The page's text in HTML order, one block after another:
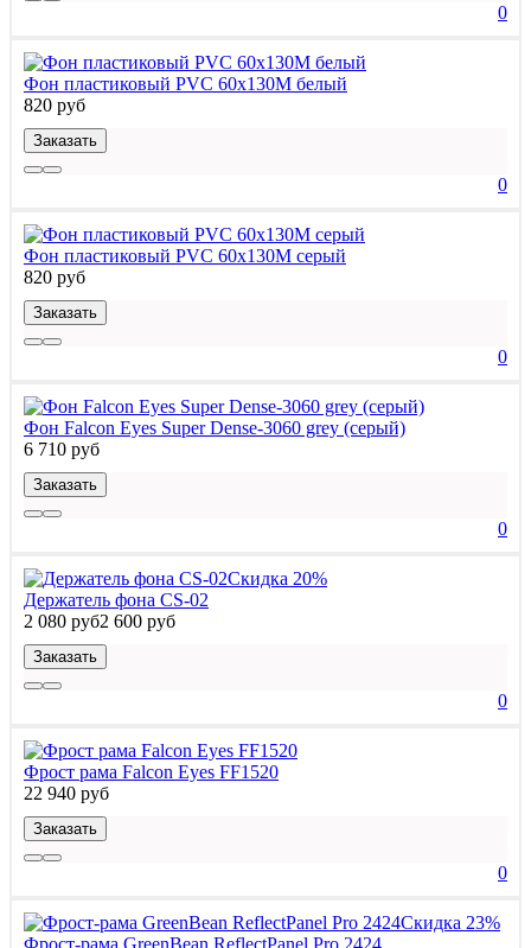
0
Фон пластиковый PVC 60х130M белый
820 руб
Заказать
0
Фон пластиковый PVC 60х130M серый
820 руб
Заказать
0
Фон Falcon Eyes Super Dense-3060 grey (серый)
6 710 руб
Заказать
0
Скидка 20%
Держатель фона CS-02
2 080 руб2 600 руб
Заказать
0
Фрост рама Falcon Eyes FF1520
22 940 руб
Заказать
0
Скидка 23%
Фрост-рама GreenBean ReflectPanel Pro 2424